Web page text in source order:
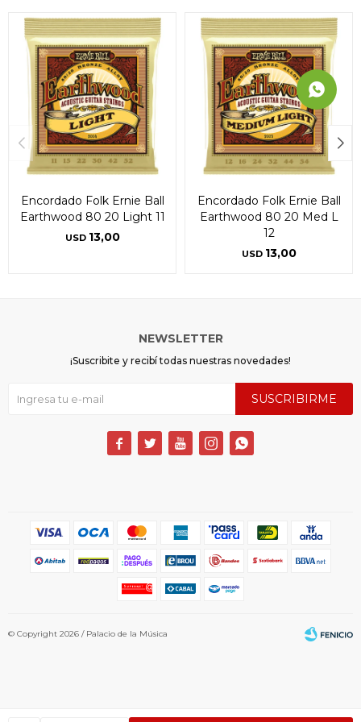
Encordado Folk Ernie Ball
Earthwood 80 20 Light 11
USD 13,00
Encordado Folk Ernie Ball
Earthwood 80 20 Med L
12
USD 13,00
NEWSLETTER
¡Suscribite y recibí todas nuestras novedades!
SUSCRIBIRME
    
© Copyright 2026 / Palacio de la Música